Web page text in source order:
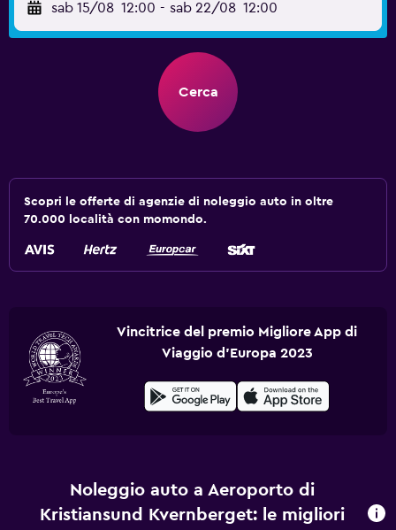
sab 15/08 12:00 - sab 22/08 12:00
Cerca
Scopri le offerte di agenzie di noleggio auto in oltre
70.000 località con momondo.
Vincitrice del premio Migliore App di
Viaggio d'Europa 2023
Noleggio auto a Aeroporto di
Kristiansund Kvernberget: le migliori